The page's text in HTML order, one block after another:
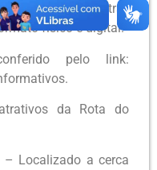
revista trimestral,
físico e digital.
pelo link:
da Rota do
– Localizado a cerca